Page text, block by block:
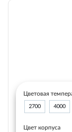
Цветовая
2700 4000
Цвет корпуса